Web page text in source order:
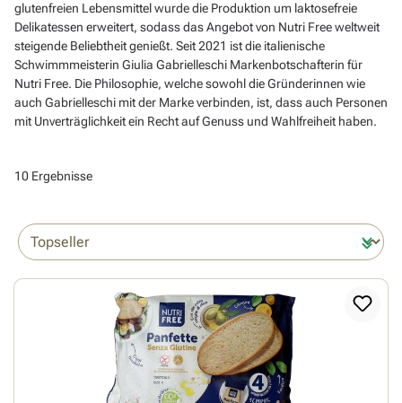
glutenfreien Lebensmittel wurde die Produktion um laktosefreie
Delikatessen erweitert, sodass das Angebot von Nutri Free weltweit
steigende Beliebtheit genießt. Seit 2021 ist die italienische
Schwimmmeisterin Giulia Gabrielleschi Markenbotschafterin für
Nutri Free. Die Philosophie, welche sowohl die Gründerinnen wie
auch Gabrielleschi mit der Marke verbinden, ist, dass auch Personen
mit Unverträglichkeit ein Recht auf Genuss und Wahlfreiheit haben.
10 Ergebnisse